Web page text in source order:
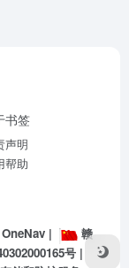
书签
声明
帮助
OneNav|
赣
号|